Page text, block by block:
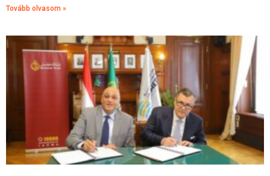
Tovább olvasom »